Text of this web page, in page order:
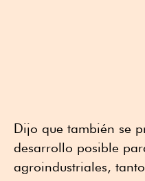
Dijo que también se
desarrollo posible
agroindustriales,